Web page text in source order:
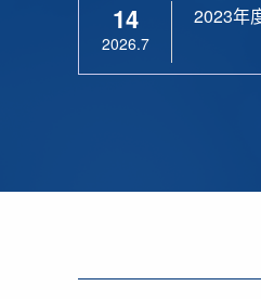
14
2026.7
2023年